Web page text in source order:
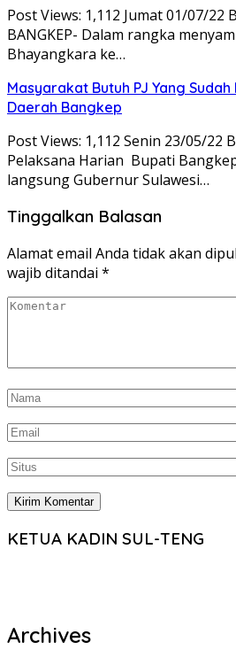
Post Views: 1,112 Jumat 01/07/22
BANGKEP- Dalam rangka
Bhayangkara ke…
Masyarakat Butuh PJ Yang
Daerah Bangkep
Post Views: 1,112 Senin 23/05/22
Pelaksana Harian Bupati
langsung Gubernur Sulawesi…
Tinggalkan Balasan
Alamat email Anda tidak akan
wajib ditandai *
KETUA KADIN SUL-TENG
Archives